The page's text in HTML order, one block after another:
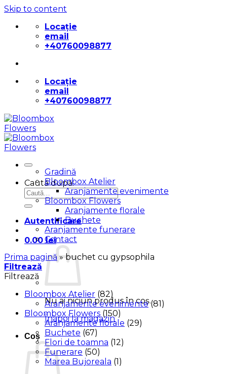
Skip to content
Locație
email
+40760098877
Locație
email
+40760098877
Caută după:
Autentificare
0.00lei
Nu ai niciun produs în coș.
Înapoi la magazin
Coș
Gradină
Bloombox Atelier
Aranjamente evenimente
Bloombox Flowers
Aranjamente florale
Buchete
Aranjamente funerare
Contact
Prima pagină » buchet cu gypsophila
Filtrează
Filtrează
Bloombox Atelier (82)
Aranjamente evenimente (81)
Bloombox Flowers (150)
Aranjamente florale (29)
Buchete (67)
Flori de toamna (12)
Funerare (50)
Marea Bujoreala (1)